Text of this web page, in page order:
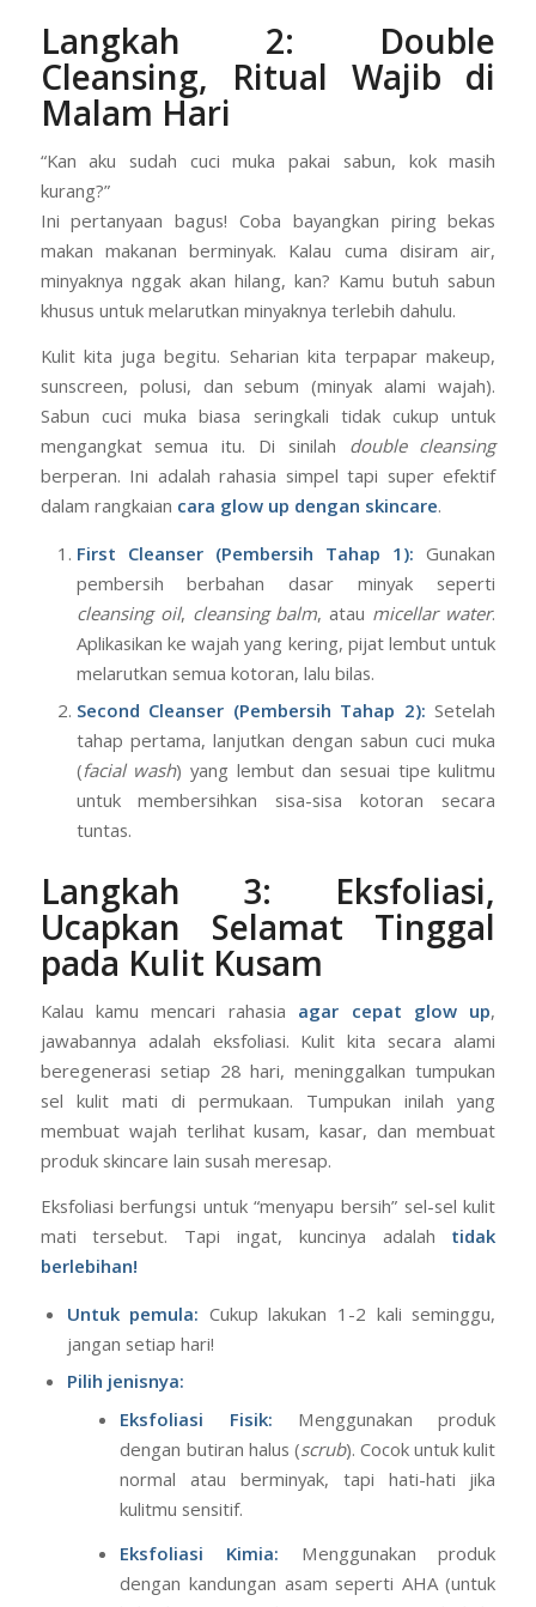
memilih produk yang tepat sasaran.
Langkah 2: Double
Cleansing, Ritual Wajib di
Malam Hari
“Kan aku sudah cuci muka pakai sabun, kok masih
kurang?”
Ini pertanyaan bagus! Coba bayangkan piring bekas
makan makanan berminyak. Kalau cuma disiram air,
minyaknya nggak akan hilang, kan? Kamu butuh sabun
khusus untuk melarutkan minyaknya terlebih dahulu.
Kulit kita juga begitu. Seharian kita terpapar makeup,
sunscreen, polusi, dan sebum (minyak alami wajah).
Sabun cuci muka biasa seringkali tidak cukup untuk
mengangkat semua itu. Di sinilahdouble cleansing
berperan. Ini adalah rahasia simpel tapi super efektif
dalam rangkaian
cara glow up dengan skincare .
First Cleanser (Pembersih Tahap 1):Gunakan
pembersih berbahan dasar minyak seperti
cleansing oil,cleansing balm, ataumicellar water
Aplikasikan ke wajah yang kering, pijat lembut untuk
melarutkan semua kotoran, lalu bilas.
Second Cleanser (Pembersih Tahap 2):Setelah
tahap pertama, lanjutkan dengan sabun cuci muka
(facial wash
untuk membersihkan sisa-sisa kotoran secara
tuntas.
Langkah 3: Eksfoliasi,
Ucapkan Selamat Tinggal
pada Kulit Kusam
Kalau kamu mencari rahasiaagar cepat glow up,
jawabannya adalah eksfoliasi. Kulit kita secara alami
beregenerasi setiap 28 hari, meninggalkan tumpukan
sel kulit mati di permukaan. Tumpukan inilah yang
membuat wajah terlihat kusam, kasar, dan membuat
produk skincare lain susah meresap.
Eksfoliasi berfungsi untuk “menyapu bersih” sel-sel kulit
mati tersebut. Tapi ingat, kuncinya adalahtidak
berlebihan!
Untuk pemula:
jangan setiap hari!
Pilih jenisnya:
Eksfoliasi Fisik:Menggunakan produk
dengan butiran halus (
normal atau berminyak, tapi hati-hati jika
kulitmu sensitif.